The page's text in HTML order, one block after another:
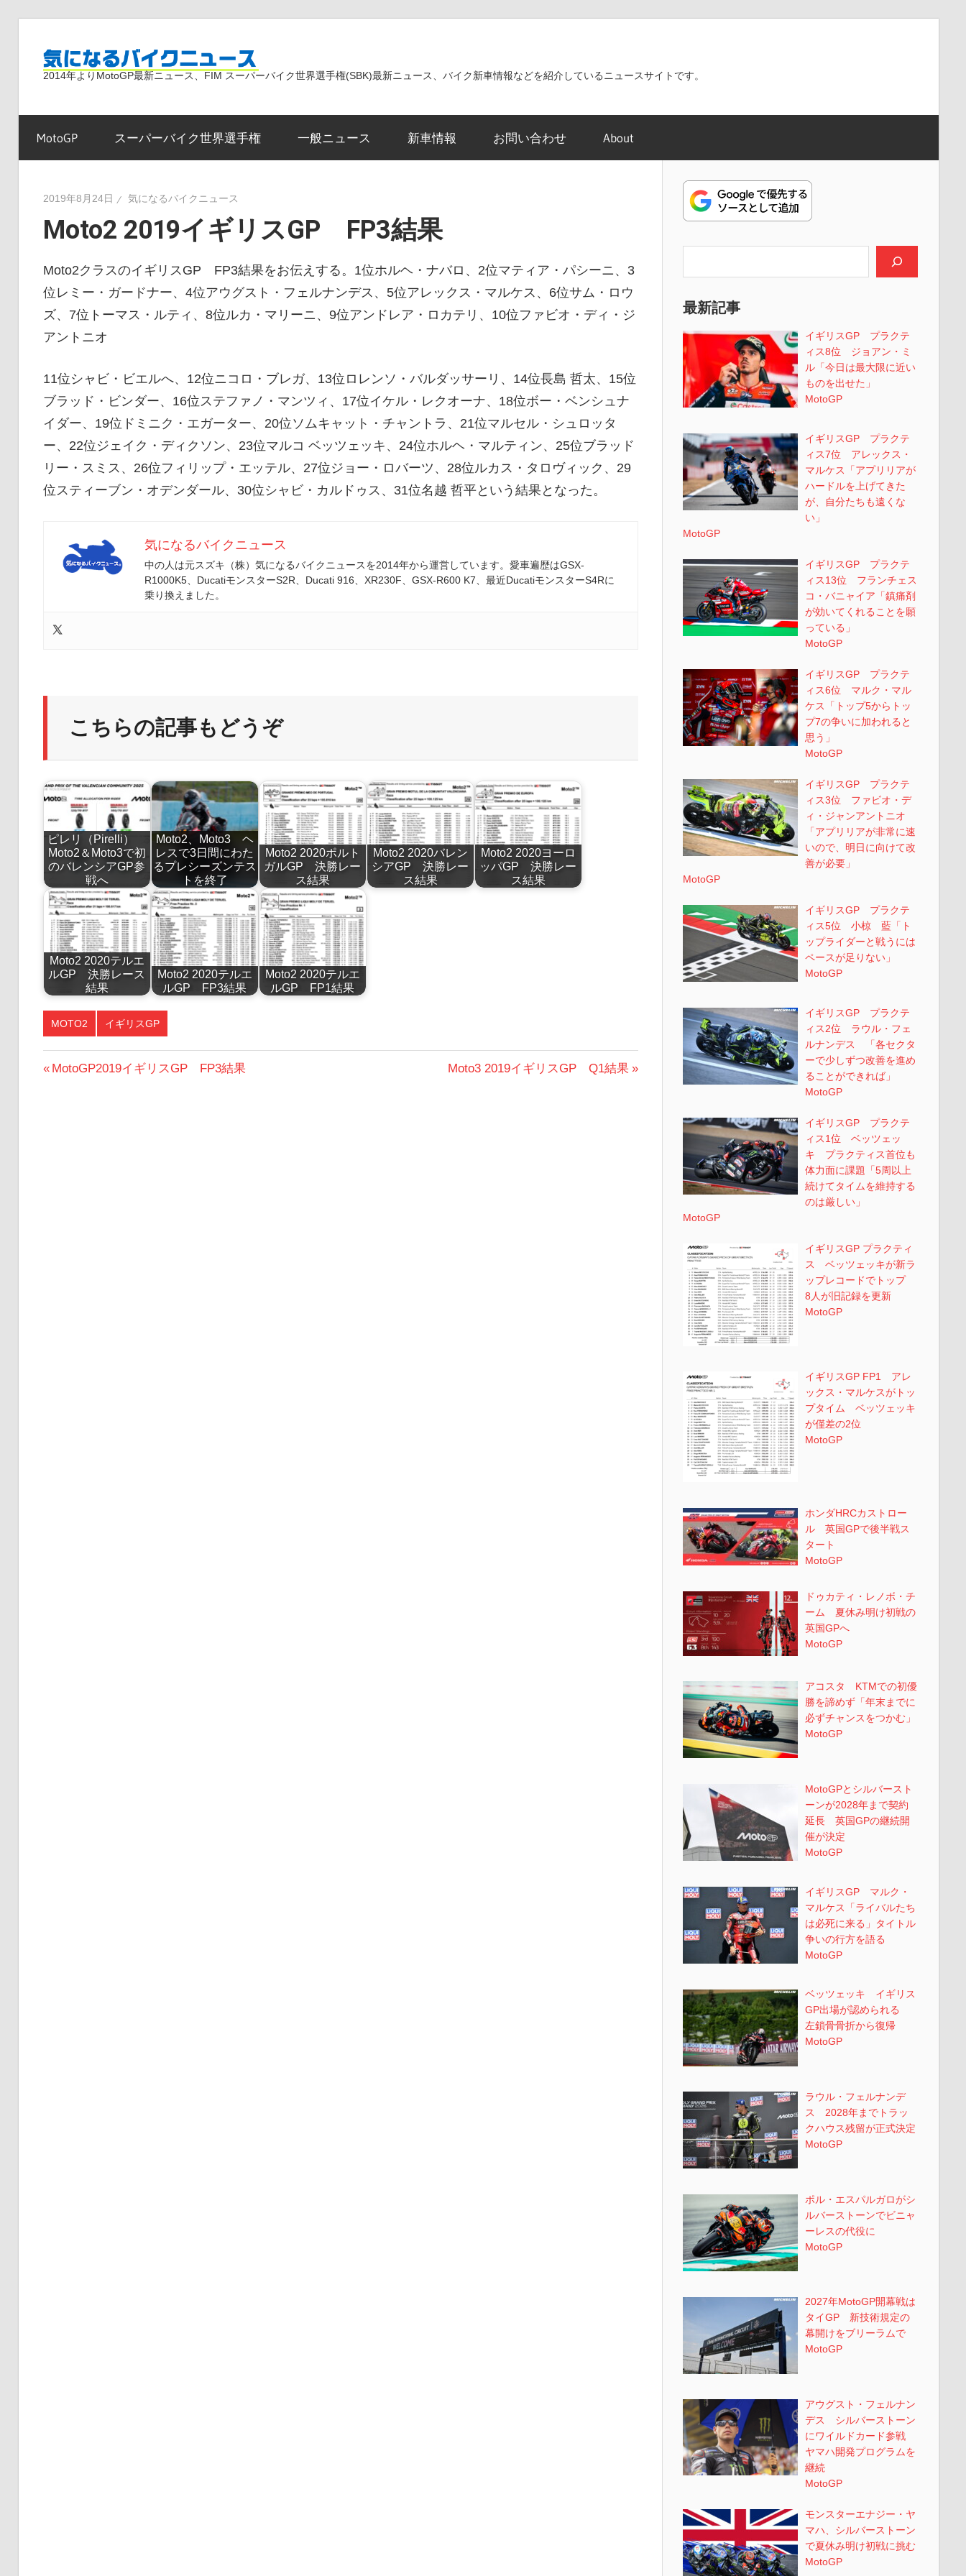
気
に
る
バ
ク
ニ
ー
2014年よりMotoGP最新ニュース、FIM スーパーバイク世界選手権(SBK)最新ニュース、バイク新車情報などを紹介しているニュースサイトです。
MotoGP スーパーバイク世界選手権 一般ニュース 新車情報 お問い合わせ About
2019年8月24日 気になるバイクニュース
Moto2 2019イギリスGP FP3結果
Moto2クラスのイギリスGP FP3結果をお伝えする。1位ホルヘ・ナバロ、2位マティア・パシーニ、3
位レミー・ガードナー、4位アウグスト・フェルナンデス、5位アレックス・マルケス、6位サム・ロウ
ズ、7位トーマス・ルティ、8位ルカ・マリーニ、9位アンドレア・ロカテリ、10位ファビオ・ディ・ジ
アントニオ
11位シャビ・ビエルへ、12位ニコロ・ブレガ、13位ロレンソ・バルダッサーリ、14位長島 哲太、15位
ブラッド・ビンダー、16位ステファノ・マンツィ、17位イケル・レクオーナ、18位ボー・ベンシュナ
イダー、19位ドミニク・エガーター、20位ソムキャット・チャントラ、21位マルセル・シュロッタ
ー、22位ジェイク・ディクソン、23位マルコ ベッツェッキ、24位ホルヘ・マルティン、25位ブラッド
リー・スミス、26位フィリップ・エッテル、27位ジョー・ロバーツ、28位ルカス・タロヴィック、29
位スティーブン・オデンダール、30位シャビ・カルドゥス、31位名越 哲平という結果となった。
気になるバイクニュース
中の人は元スズキ（株）気になるバイクニュースを2014年から運営しています。愛車遍歴はGSX-
R1000K5、DucatiモンスターS2R、Ducati 916、XR230F、GSX-R600 K7、最近DucatiモンスターS4Rに
乗り換えました。
こちらの記事もどうぞ
ピレリ（Pirelli）
Moto2＆Moto3で初
のバレンシアGP参
戦へ
Moto2、Moto3 ヘ
レスで3日間にわた
るプレシーズンテス
トを終了
Moto2 2020ポルト
ガルGP 決勝レー
ス結果
Moto2 2020バレン
シアGP 決勝レー
ス結果
Moto2 2020ヨーロ
ッパGP 決勝レー
ス結果
Moto2 2020テルエ
ルGP 決勝レース
結果
Moto2 2020テルエ
ルGP FP3結果
Moto2 2020テルエ
ルGP FP1結果
MOTO2 イギリスGP
投
前
MotoGP2019イギリスGP FP3結果
次
Moto3 2019イギリスGP Q1結果
最新記事
イギリスGP プラクテ
ィス8位 ジョアン・ミ
ル「今日は最大限に近い
ものを出せた」
MotoGP
イギリスGP プラクテ
ィス7位 アレックス・
マルケス「アプリリアが
ハードルを上げてきた
が、自分たちも遠くな
い」
MotoGP
イギリスGP プラクテ
ィス13位 フランチェス
コ・バニャイア「鎮痛剤
が効いてくれることを願
っている」
MotoGP
イギリスGP プラクテ
ィス6位 マルク・マル
ケス「トップ5からトッ
プ7の争いに加われると
思う」
MotoGP
イギリスGP プラクテ
ィス3位 ファビオ・デ
ィ・ジャンアントニオ
「アプリリアが非常に速
いので、明日に向けて改
善が必要」
MotoGP
イギリスGP プラクテ
ィス5位 小椋 藍「ト
ップライダーと戦うには
ペースが足りない」
MotoGP
イギリスGP プラクテ
ィス2位 ラウル・フェ
ルナンデス 「各セクタ
ーで少しずつ改善を進め
ることができれば」
MotoGP
イギリスGP プラクテ
ィス1位 ベッツェッ
キ プラクティス首位も
体力面に課題「5周以上
続けてタイムを維持する
のは厳しい」
MotoGP
イギリスGP プラクティ
ス ベッツェッキが新ラ
ップレコードでトップ
8人が旧記録を更新
MotoGP
イギリスGP FP1 アレ
ックス・マルケスがトッ
プタイム ベッツェッキ
が僅差の2位
MotoGP
ホンダHRCカストロー
ル 英国GPで後半戦ス
タート
MotoGP
ドゥカティ・レノボ・チ
ーム 夏休み明け初戦の
英国GPへ
MotoGP
アコスタ KTMでの初優
勝を諦めず「年末までに
必ずチャンスをつかむ」
MotoGP
MotoGPとシルバースト
ーンが2028年まで契約
延長 英国GPの継続開
催が決定
MotoGP
イギリスGP マルク・
マルケス「ライバルたち
は必死に来る」タイトル
争いの行方を語る
MotoGP
ベッツェッキ イギリス
GP出場が認められる
左鎖骨骨折から復帰
MotoGP
ラウル・フェルナンデ
ス 2028年までトラッ
クハウス残留が正式決定
MotoGP
ポル・エスパルガロがシ
ルバーストーンでビニャ
ーレスの代役に
MotoGP
2027年MotoGP開幕戦は
タイGP 新技術規定の
幕開けをブリーラムで
MotoGP
アウグスト・フェルナン
デス シルバーストーン
にワイルドカード参戦
ヤマハ開発プログラムを
継続
MotoGP
モンスターエナジー・ヤ
マハ、シルバーストーン
で夏休み明け初戦に挑む
MotoGP